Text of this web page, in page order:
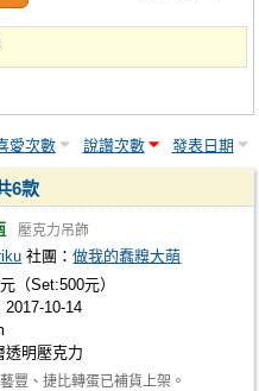
愛次數 說讚次數 發表日期
6款
壓克力吊飾
社團：做我的蠢糗大萌
（Set:500元）
2017-10-14
透明壓克力
豐、捷比轉蛋已補貨上架。